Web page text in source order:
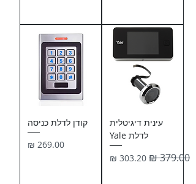
עינית דיגיטלית
לדלת Yale
מחיר רגיל
מחיר מבצע
קודן לדלת כניסה
מחיר